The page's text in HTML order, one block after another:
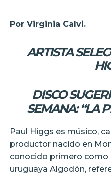
Por Virginia Calvi.
ARTISTA
DISCO
SEMANA: “LA
Paul Higgs es músico,
productor nacido en
conocido primero como
uruguaya Algodón,